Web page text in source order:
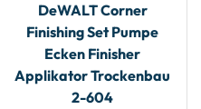
DeWALT Corner
Finishing Set Pumpe
Ecken Finisher
Applikator Trockenbau
2-604